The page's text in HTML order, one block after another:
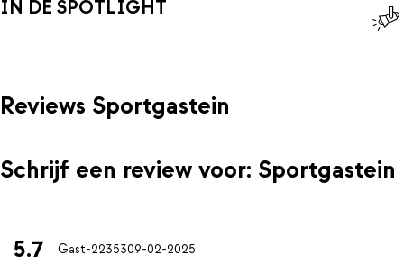
IN DE SPOTLIGHT
Reviews Sportgastein
Schrijf een review voor: Sportgastein
5.7 Gast-2235309-02-2025